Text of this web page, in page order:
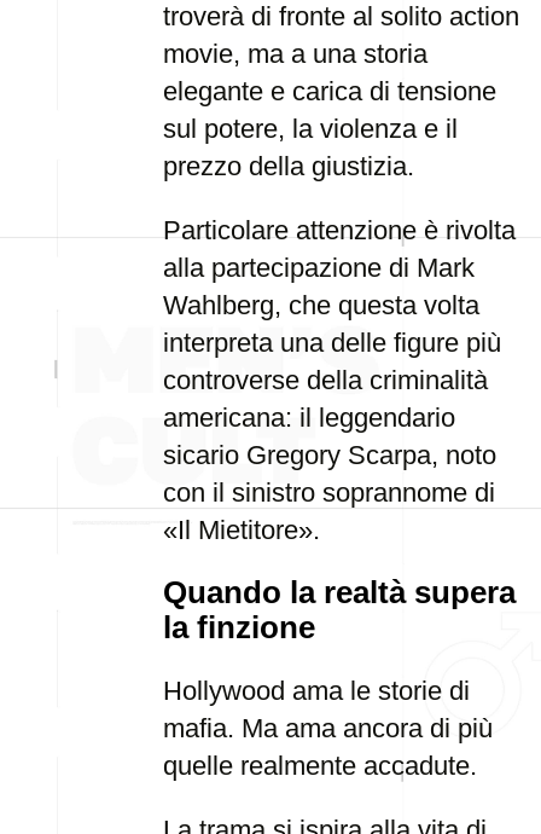
troverà di fronte al solito action
movie, ma a una storia
elegante e carica di tensione
sul potere, la violenza e il
prezzo della giustizia.
Particolare attenzione è rivolta
alla partecipazione di Mark
Wahlberg, che questa volta
interpreta una delle figure più
controverse della criminalità
americana: il leggendario
sicario Gregory Scarpa, noto
con il sinistro soprannome di
«Il Mietitore».
Quando la realtà supera
la finzione
Hollywood ama le storie di
mafia. Ma ama ancora di più
quelle realmente accadute.